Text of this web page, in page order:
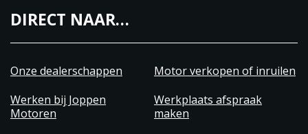
Gewicht rijklaar: ±238 kg
Brandstoftank: 23 liter
De KTM 1290 Super Adventure R is de ultieme
partner voor wie avontuur zoekt, ongeacht het
terrein. Van bochtige bergwegen tot ruige
DIRECT NAAR…
Onze dealerschappen
Motor verkopen of inruilen
Werken bij Joppen
Motoren
Werkplaats afspraak
maken